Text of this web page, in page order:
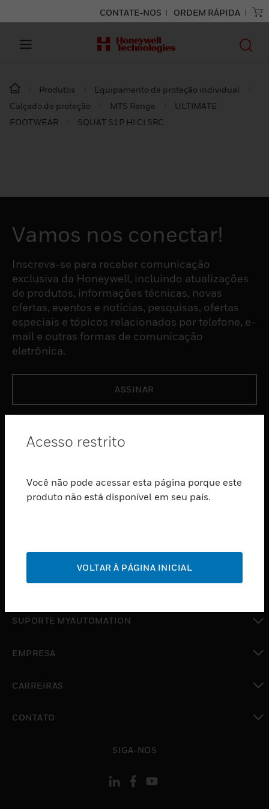
CONTATE-NOS ORDEM RÁPIDA
Produtos
Equipamento de proteção individual
Calçado de proteção
MTS Range
ULTIMATE
FOOTWEAR
SQUAT S1P HI CI SRC​
Vamos nos conectar!
Inscreva-se para receber comunicação
exclusiva da Honeywell, incluindo atualizações
de produtos, informações técnicas, novas
ofertas, eventos e notícias, pesquisas, ofertas
especiais e tópicos relacionados por telefone, e-
mail e outras formas de comunicação
eletrônica.
ASSINAR
toggle view
toggle view
SERVIÇOS
SUPORTE
toggle view
toggle view
SUPORTE MYAUTOMATION
EMPRESA
CARREIRAS
CONTATO
SIGA-NOS
Acesso restrito
Você não pode acessar esta página porque este
produto não está disponível em seu país.
VOLTAR À PÁGINA INICIAL